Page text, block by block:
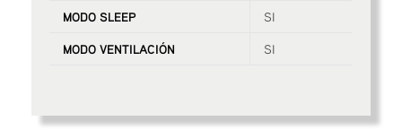
MODO SLEEP SI
MODO VENTILACIÓN SI